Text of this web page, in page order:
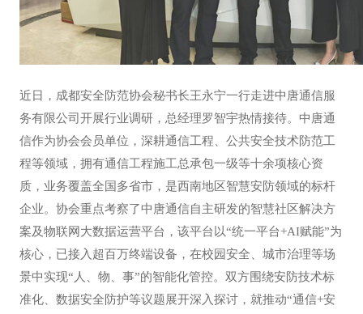
近日，成都安全防范协会秘书长王永宁一行走进中唐通信服
务有限公司开展行业调研，总经理罗智宇热情接待。中唐通
信作为协会会员单位，深耕通信工程、公共安全技术防范工
程等领域，拥有通信工程施工总承包一级等十余项核心资
质，业务覆盖全国多省市，是西南地区智慧安防领域的标杆
企业。协会重点考察了中唐通信自主研发的智慧社区解决方
案及物联网大数据运营平台，该平台以“统一平台+AI赋能”为
核心，已接入超百万终端设备，在校园安全、城市治理等场
景中实现“人、物、事”的智能化管控。双方围绕安防技术标
准化、数据安全防护等议题展开深入探讨，就推动“通信+安